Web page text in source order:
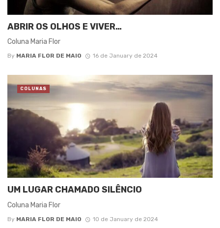
ABRIR OS OLHOS E VIVER…
Coluna Maria Flor
By MARIA FLOR DE MAIO 16 de January de 2024
UM LUGAR CHAMADO SILÊNCIO
Coluna Maria Flor
By MARIA FLOR DE MAIO 10 de January de 2024
COLUNAS